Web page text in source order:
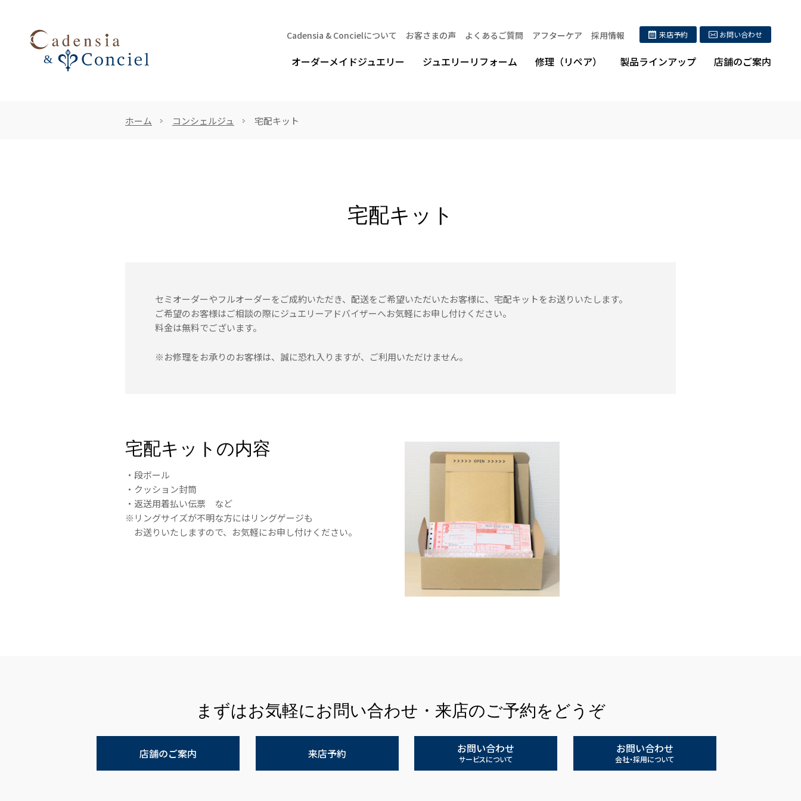
Cadensia & Concielについて お客さまの声 よくあるご質問 アフターケア 採用情報 来店予約 お問い合わせ
オーダーメイドジュエリー ジュエリーリフォーム 修理（リペア） 製品ラインアップ 店舗のご案内
ホーム コンシェルジュ 宅配キット
宅配キット
セミオーダーやフルオーダーをご成約いただき、配送をご希望いただいたお客様に、宅配キットをお送りいたします。
ご希望のお客様はご相談の際にジュエリーアドバイザーへお気軽にお申し付けください。
料金は無料でございます。
※お修理をお承りのお客様は、誠に恐れ入りますが、ご利用いただけません。
宅配キットの内容
・段ボール
・クッション封筒
・返送用着払い伝票 など
※リングサイズが不明な方にはリングゲージも
お送りいたしますので、お気軽にお申し付けください。
まずはお気軽にお問い合わせ・来店のご予約をどうぞ
店舗のご案内 来店予約 お問い合わせ
サービスについて
お問い合わせ
会社・採用について